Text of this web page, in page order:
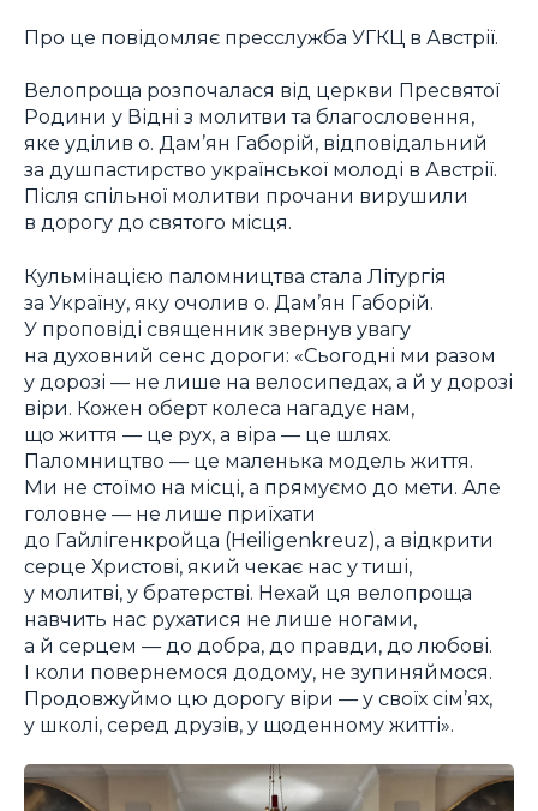
Про це повідомляє пресслужба УГКЦ в Австрії.
Велопроща розпочалася від церкви Пресвятої
Родини у Відні з молитви та благословення,
яке уділив о. Дам’ян Габорій, відповідальний
за душпастирство української молоді в Австрії.
Після спільної молитви прочани вирушили
в дорогу до святого місця.
Кульмінацією паломництва стала Літургія
за Україну, яку очолив о. Дам’ян Габорій.
У проповіді священник звернув увагу
на духовний сенс дороги: «Сьогодні ми разом
у дорозі — не лише на велосипедах, а й у дорозі
віри. Кожен оберт колеса нагадує нам,
що життя — це рух, а віра — це шлях.
Паломництво — це маленька модель життя.
Ми не стоїмо на місці, а прямуємо до мети. Але
головне — не лише приїхати
до Гайлігенкройца (Heiligenkreuz), а відкрити
серце Христові, який чекає нас у тиші,
у молитві, у братерстві. Нехай ця велопроща
навчить нас рухатися не лише ногами,
а й серцем — до добра, до правди, до любові.
І коли повернемося додому, не зупиняймося.
Продовжуймо цю дорогу віри — у своїх сім’ях,
у школі, серед друзів, у щоденному житті».